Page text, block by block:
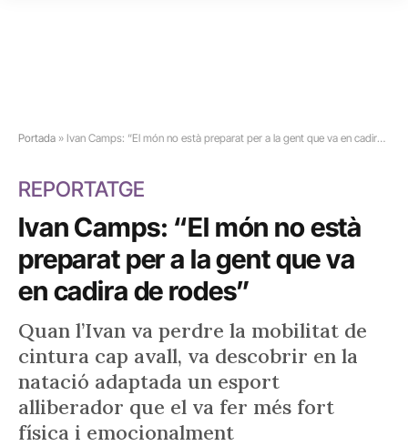
Portada » Ivan Camps: “El món no està preparat per a la gent que va en cadira de rodes”
REPORTATGE
Ivan Camps: “El món no està
preparat per a la gent que va
en cadira de rodes”
Quan l’Ivan va perdre la mobilitat de
cintura cap avall, va descobrir en la
natació adaptada un esport
alliberador que el va fer més fort
física i emocionalment